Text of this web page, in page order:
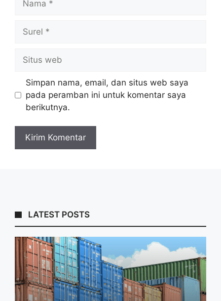
web
Simpan nama, email, dan situs web saya
pada peramban ini untuk komentar saya
berikutnya.
LATEST POSTS